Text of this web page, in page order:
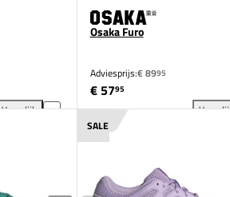
Vergelijk
Osaka Kai Mk1 toevoegen aan vergelijking
Osaka Furo
Adviesprijs:€ 8995
€ 5795
SALE